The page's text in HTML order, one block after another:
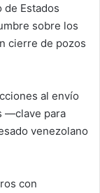
de Estados
sobre los
cierre de pozos
al envío
—clave para
venezolano
con